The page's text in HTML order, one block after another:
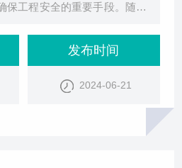
保工程安全的重要手段。随着
要性表面位移是边坡、隧道、
或内部因素影响下产生的变形
的实时监测，可以及时发现结
能的灾害发生，为工程的安全
发布时间
2024-06-21